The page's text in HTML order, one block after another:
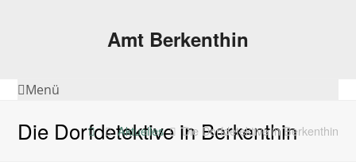
Amt Berkenthin
Menü
Die Dorfdetektive in Berkenthin
Aktuelles Die Dorfdetektive in Berkenthin